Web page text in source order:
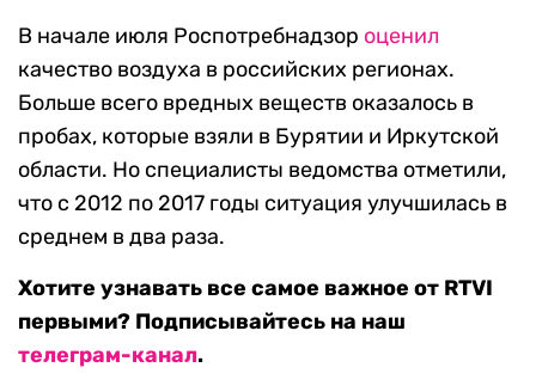
В начале июля Роспотребнадзор оценил
качество воздуха в российских регионах.
Больше всего вредных веществ оказалось в
пробах, которые взяли в Бурятии и Иркутской
области. Но специалисты ведомства отметили,
что с 2012 по 2017 годы ситуация улучшилась в
среднем в два раза.
Хотите узнавать все самое важное от RTVI
первыми? Подписывайтесь на наш
телеграм-канал.